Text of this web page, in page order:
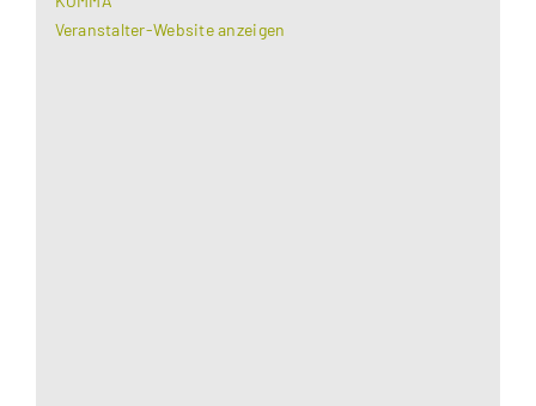
Veranstalter-Website anzeigen